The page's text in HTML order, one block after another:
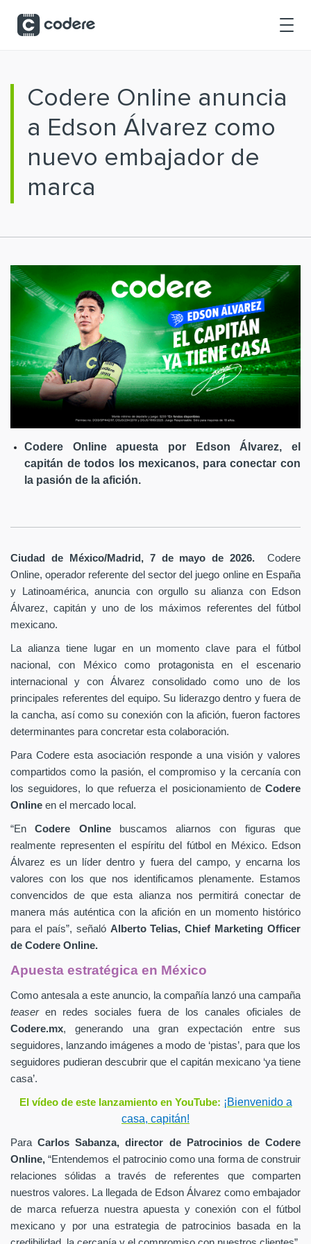
Codere Online anuncia
a Edson Álvarez como
nuevo embajador de
marca
Codere Online apuesta por Edson Álvarez, el
capitán de todos los mexicanos, para conectar con
la pasión de la afición.
Ciudad de México/Madrid, 7 de mayo de 2026. Codere
Online, operador referente del sector del juego online en España
y Latinoamérica, anuncia con orgullo su alianza con Edson
Álvarez, capitán y uno de los máximos referentes del fútbol
mexicano.
La alianza tiene lugar en un momento clave para el fútbol
nacional, con México como protagonista en el escenario
internacional y con Álvarez consolidado como uno de los
principales referentes del equipo. Su liderazgo dentro y fuera de
la cancha, así como su conexión con la afición, fueron factores
determinantes para concretar esta colaboración.
Para Codere esta asociación responde a una visión y valores
compartidos como la pasión, el compromiso y la cercanía con
los seguidores, lo que refuerza el posicionamiento de Codere
Online en el mercado local.
“EnCodere Onlinebuscamos aliarnos con figuras que
realmente representen el espíritu del fútbol en México. Edson
Álvarez es un líder dentro y fuera del campo, y encarna los
valores con los que nos identificamos plenamente. Estamos
convencidos de que esta alianza nos permitirá conectar de
manera más auténtica con la afición en un momento histórico
para el país”, señaló Alberto Telias,Chief Marketing Officer
de Codere Online.
Apuesta estratégica en México
Como antesala a este anuncio, la compañía lanzó una campaña
teaseren redes sociales fuera de los canales oficiales de
Codere.mx,
generando una gran expectación entre sus
seguidores, lanzando imágenes a modo de ‘pistas’, para que los
seguidores pudieran descubrir que el capitán mexicano ‘ya tiene
casa’.
El vídeo de este lanzamiento en YouTube: ¡Bienvenido a
casa, capitán!
ParaCarlos Sabanza, director de Patrocinios de Codere
Online, “Entendemos el patrocinio como una forma de construir
relaciones sólidas a través de referentes que comparten
nuestros valores. La llegada de Edson Álvarez como embajador
de marca refuerza nuestra apuesta y conexión con el fútbol
mexicano y por una estrategia de patrocinios basada en la